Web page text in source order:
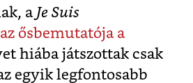
a Je Suis
az ősbemutatója a
hiába játszottak csak
egyik legfontosabb